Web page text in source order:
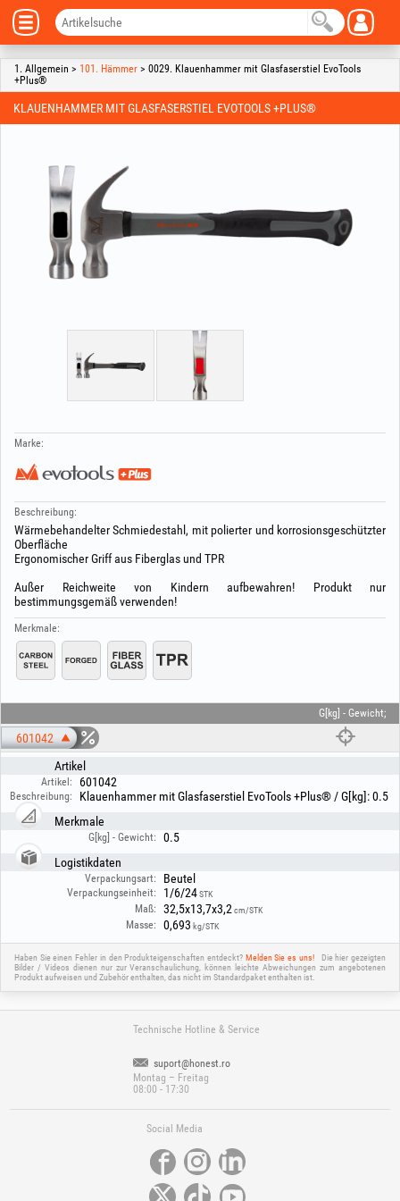
1. Allgemein > 101. Hämmer > 0029. Klauenhammer mit Glasfaserstiel EvoTools
+Plus®
KLAUENHAMMER MIT GLASFASERSTIEL EVOTOOLS +PLUS®
Marke:
Beschreibung:
Wärmebehandelter Schmiedestahl, mit polierter und korrosionsgeschützter
Oberfläche
Ergonomischer Griff aus Fiberglas und TPR
Außer Reichweite von Kindern aufbewahren! Produkt nur
bestimmungsgemäß verwenden!
Merkmale:
G[kg] - Gewicht;
601042
Artikel
Artikel: 601042
Beschreibung:
Klauenhammer mit Glasfaserstiel EvoTools +Plus® / G[kg]: 0.5
Merkmale
G[kg] - Gewicht:
0.5
Logistikdaten
Verpackungsart: Beutel
Verpackungseinheit: 1/6/24STK
Maß: 32,5x13,7x3,2 cm/STK
Masse: 0,693 kg/STK
Haben Sie einen Fehler in den Produkteigenschaften entdeckt? Melden Sie es uns!
Die hier gezeigten
Bilder / Videos dienen nur zur Veranschaulichung, können leichte Abweichungen zum angebotenen
Produkt aufweisen und Zubehör enthalten, das nicht im Standardpaket enthalten ist.
Technische Hotline & Service
suport@honest.ro
Montag – Freitag
08:00 - 17:30
Social Media